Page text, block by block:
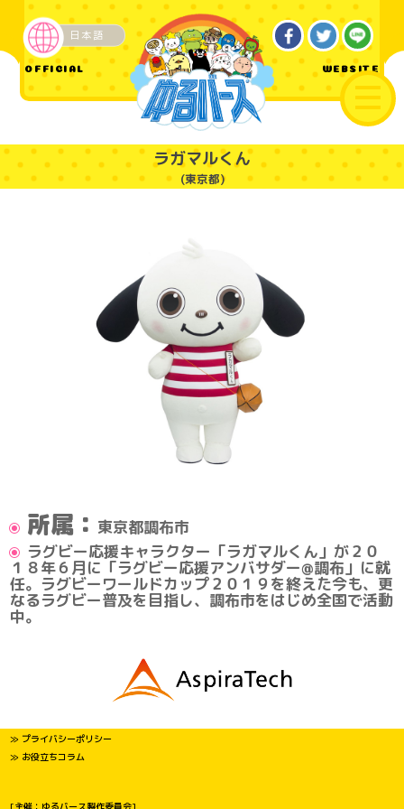
OFFICIAL WEBSITE
日本語
ご当地
ラガマルくん
(東京都)
所属： 東京都調布市
ラグビー応援キャラクター「ラガマルくん」が２０
１８年６月に「ラグビー応援アンバサダー@調布」に就
任。ラグビーワールドカップ２０１９を終えた今も、更
なるラグビー普及を目指し、調布市をはじめ全国で活動
中。
≫ プライバシーポリシー
≫ お役立ちコラム
[主催：ゆるバース製作委員会]